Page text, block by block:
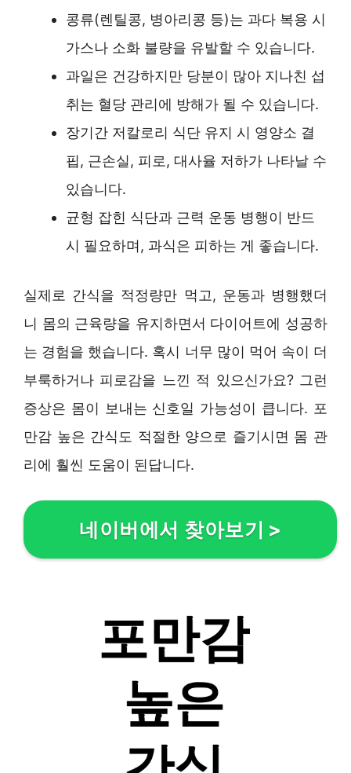
콩류(렌틸콩, 병아리콩 등)는 과다 복용 시
가스나 소화 불량을 유발할 수 있습니다.
과일은 건강하지만 당분이 많아 지나친 섭
취는 혈당 관리에 방해가 될 수 있습니다.
장기간 저칼로리 식단 유지 시 영양소 결
핍, 근손실, 피로, 대사율 저하가 나타날 수
있습니다.
균형 잡힌 식단과 근력 운동 병행이 반드
시 필요하며, 과식은 피하는 게 좋습니다.
실제로 간식을 적정량만 먹고, 운동과 병행했더
니 몸의 근육량을 유지하면서 다이어트에 성공하
는 경험을 했습니다. 혹시 너무 많이 먹어 속이 더
부룩하거나 피로감을 느낀 적 있으신가요? 그런
증상은 몸이 보내는 신호일 가능성이 큽니다. 포
만감 높은 간식도 적절한 양으로 즐기시면 몸 관
리에 훨씬 도움이 된답니다.
네이버에서 찾아보기 >